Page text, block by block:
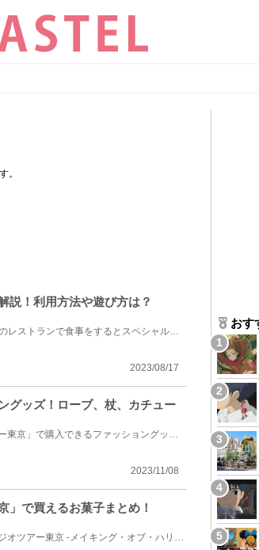
。
説！利用方法や遊び方は？
2023年のディズニーのハロウィンイベントでは、パーク内のレストランで食事をするとスペシャルコンテン...
2023/08/17
グッズ！ローブ、杖、カチュー
としまえん跡地にある「ワーナーブラザース スタジオツアー東京」で購入できるファッショングッズを紹介...
2023/11/08
」で買えるお菓子まとめ！
としまえん跡地にオープンした「ワーナーブラザース スタジオツアー東京 -メイキング・オブ・ハリー・ポ...
おす